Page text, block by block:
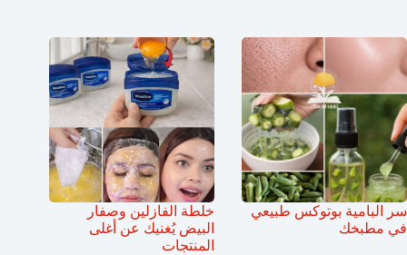
سر البامية بوتوكس طبيعي
في مطبخك
خلطة الفازلين وصفار
البيض يُغنيك عن أغلى
المنتجات